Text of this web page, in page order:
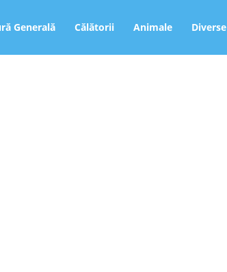
Generală Călătorii Animale Diverse